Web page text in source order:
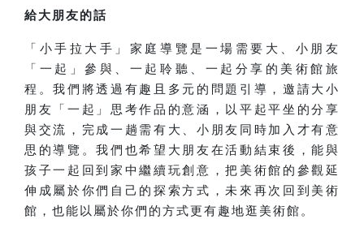
給大朋友的話
「小手拉大手」家庭導覽是一場需要大、小朋友
「一起」參與、一起聆聽、一起分享的美術館旅
程。我們將透過有趣且多元的問題引導，邀請大小
朋友「一起」思考作品的意涵，以平起平坐的分享
與交流，完成一趟需有大、小朋友同時加入才有意
思的導覽。我們也希望大朋友在活動結束後，能與
孩子一起回到家中繼續玩創意，把美術館的參觀延
伸成屬於你們自己的探索方式，未來再次回到美術
館，也能以屬於你們的方式更有趣地逛美術館。